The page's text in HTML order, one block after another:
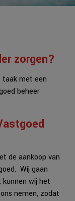
zorgen?
taak met een
beheer
de aankoop van
Wij gaan
wij het
nemen, zodat